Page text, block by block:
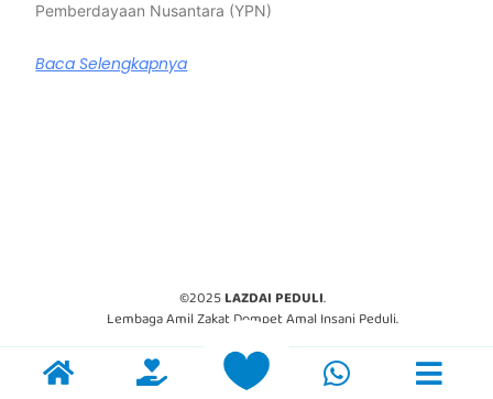
Pemberdayaan Nusantara (YPN)
Baca Selengkapnya
©2025LAZDAI PEDULI.
Lembaga Amil Zakat Dompet Amal Insani Peduli.